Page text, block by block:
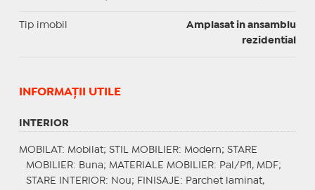
Tip imobil
Amplasat in ansamblu
rezidential
INFORMAŢII UTILE
INTERIOR
MOBILAT : Mobilat; STIL MOBILIER: Modern; STARE
MOBILIER: Buna; MATERIALE MOBILIER: Pal/Pfl, MDF;
STARE INTERIOR: Nou; FINISAJE : Parchet laminat,